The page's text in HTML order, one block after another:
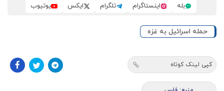
بله
اینستاگرام تلگرام ایکس یوتیوب
حمله اسرائیل به غزه
کپی لینک کوتاه